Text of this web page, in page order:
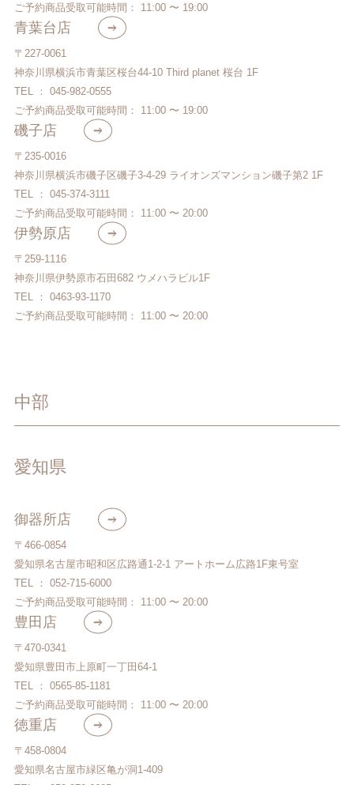
ご予約商品受取可能時間： 11:00 〜 19:00
青葉台店
〒227-0061
神奈川県横浜市青葉区桜台44‐10 Third planet 桜台 1F
TEL ： 045-982-0555
ご予約商品受取可能時間： 11:00 〜 19:00
磯子店
〒235-0016
神奈川県横浜市磯子区磯子3-4-29 ライオンズマンション磯子第2 1F
TEL ： 045-374-3111
ご予約商品受取可能時間： 11:00 〜 20:00
伊勢原店
〒259-1116
神奈川県伊勢原市石田682 ウメハラビル1F
TEL ： 0463-93-1170
ご予約商品受取可能時間： 11:00 〜 20:00
中部
愛知県
御器所店
〒466-0854
愛知県名古屋市昭和区広路通1-2-1 アートホーム広路1F東号室
TEL ： 052-715-6000
ご予約商品受取可能時間： 11:00 〜 20:00
豊田店
〒470-0341
愛知県豊田市上原町一丁田64-1
TEL ： 0565-85-1181
ご予約商品受取可能時間： 11:00 〜 20:00
徳重店
〒458-0804
愛知県名古屋市緑区亀が洞1-409